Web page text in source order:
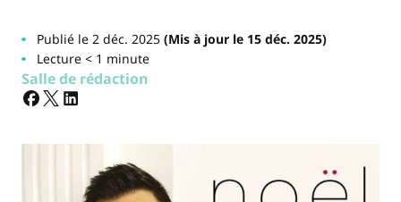
Publié le 2 déc. 2025(Mis à jour le 15 déc. 2025)
Lecture < 1 minute
Salle de rédaction